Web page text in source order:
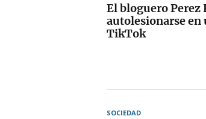
El bloguero
autolesionarse
TikTok
SOCIEDAD